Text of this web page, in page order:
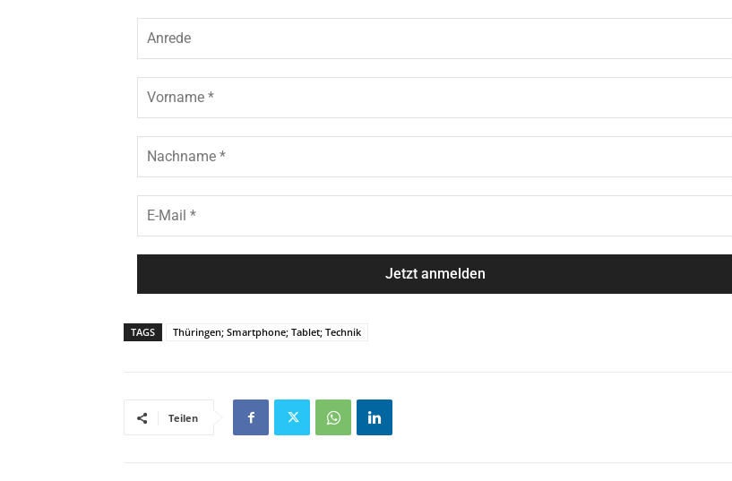
r
e
r
n
c
h
M
a
TAGS Thüringen; Smartphone; Tablet; Technik
Teilen